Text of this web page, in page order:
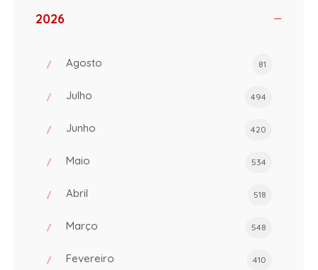
2026
Agosto 81
Julho 494
Junho 420
Maio 534
Abril 518
Março 548
Fevereiro 410